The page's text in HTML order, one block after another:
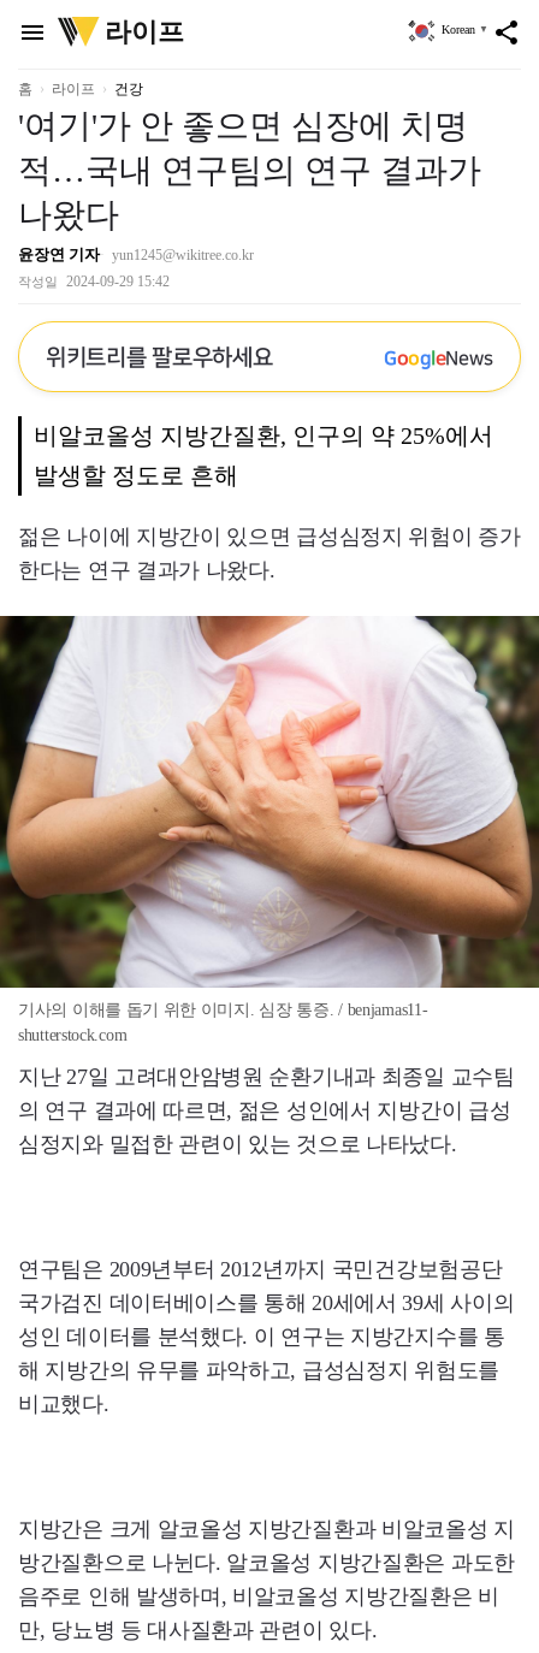
menu
위
키
리
라이프 share
Korean ▼
홈 라이프 건강
'여기'가 안 좋으면 심장에 치명
적…국내 연구팀의 연구 결과가
나왔다
윤장연 기자 yun1245@wikitree.co.kr
작성일 2024-09-29 15:42
위키트리를 팔로우하세요 GoogleNews
비알코올성 지방간질환, 인구의 약 25%에서
발생할 정도로 흔해
젊은 나이에 지방간이 있으면 급성심정지 위험이 증가
한다는 연구 결과가 나왔다.
기사의 이해를 돕기 위한 이미지. 심장 통증. / benjamas11-
shutterstock.com
지난 27일 고려대안암병원 순환기내과 최종일 교수팀
의 연구 결과에 따르면, 젊은 성인에서 지방간이 급성
심정지와 밀접한 관련이 있는 것으로 나타났다.
연구팀은 2009년부터 2012년까지 국민건강보험공단
국가검진 데이터베이스를 통해 20세에서 39세 사이의
성인 데이터를 분석했다. 이 연구는 지방간지수를 통
해 지방간의 유무를 파악하고, 급성심정지 위험도를
비교했다.
지방간은 크게 알코올성 지방간질환과 비알코올성 지
방간질환으로 나뉜다. 알코올성 지방간질환은 과도한
음주로 인해 발생하며, 비알코올성 지방간질환은 비
만, 당뇨병 등 대사질환과 관련이 있다.